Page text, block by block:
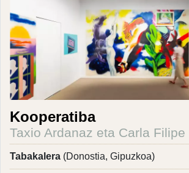
Kooperatiba
Taxio Ardanaz eta Carla Filipe
Tabakalera (Donostia, Gipuzkoa)